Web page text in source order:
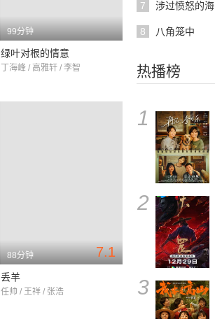
7 涉过愤怒的海
8 八角笼中
热播榜
1
2
3
99分钟
绿叶对根的情意
丁海峰 / 高雅轩 / 李智
7.1
88分钟
丢羊
任帅 / 王祥 / 张浩